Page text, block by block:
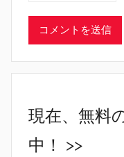
現在、無料
中！ >>